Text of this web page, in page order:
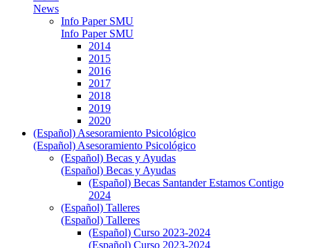
News
Info Paper SMU
Info Paper SMU
2014
2015
2016
2017
2018
2019
2020
(Español) Asesoramiento Psicológico
(Español) Asesoramiento Psicológico
(Español) Becas y Ayudas
(Español) Becas y Ayudas
(Español) Becas Santander Estamos Contigo
2024
(Español) Talleres
(Español) Talleres
(Español) Curso 2023-2024
(Español) Curso 2023-2024